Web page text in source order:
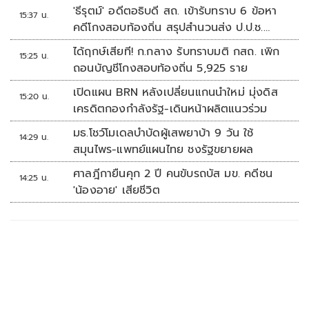
15:37 น.
'ธีรุตม์' อดีตอธิบดี สถ. เข้ารับทราบ 6 ข้อหา
คดีโกงสอบท้องถิ่น สรุปสำนวนส่ง ป.ป.ช.
สัปดาห์หน้า
15:25 น.
ได้ฤกษ์เสียที! ก.กลาง รับทราบมติ กสถ. เพิก
ถอนบัญชีโกงสอบท้องถิ่น 5,925 ราย
15:20 น.
เปิดแผน BRN หลังเปลี่ยนแกนนำใหม่ มุ่งดิส
เครดิตกองกำลังรัฐ-เดินหน้าผลิตแนวร่วม
14:29 น.
มธ.โชว์โมเดลบำบัดผู้เสพยาบ้า 9 วัน ใช้
สมุนไพร-แพทย์แผนไทย ชงรัฐขยายผล
14:25 น.
ศาลฎีกายืนคุก 2 ปี คนขับรถบัส มข. คดีชน
'น้องอาย' เสียชีวิต